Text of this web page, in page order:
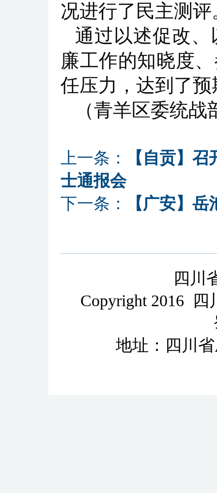
况进行了民主测评
通过以述促改
廉工作的知晓度
任压力，达到了
（青羊区委统战
上一条：
【自贡】
士通报会
下一条：
【广安】
四川
Copyright 2016 四
地址：四川省